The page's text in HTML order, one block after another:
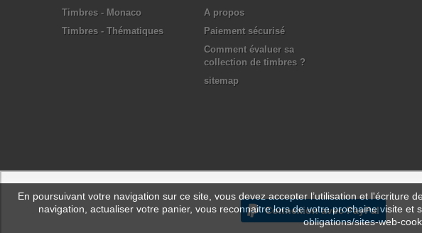
Timbres - Monaco
Timbres - Thématiques
A propos
Paiement sécurisé
Comment évaluer sa
collection de timbres ?
sitemap
En poursuivant votre navigation sur ce site, vous devez accepter l’utilisation et
navigation, actualiser votre panier, vous reconnaitre lors de votre prochaine visite
obligations/sites-web-
Connexion avec PayPal